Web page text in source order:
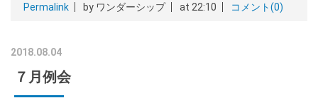
Permalink by ワンダーシップ at 22:10 コメント(0)
2018.08.04
７月例会